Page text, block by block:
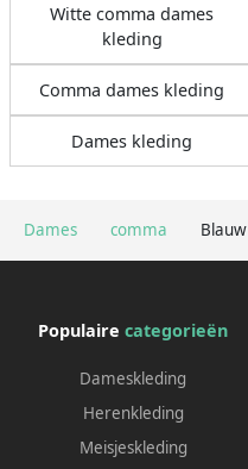
Dames comma Blauw
Witte comma dames
kleding
Comma dames kleding
Dames kleding
Populaire categorieën
Dameskleding
Herenkleding
Meisjeskleding